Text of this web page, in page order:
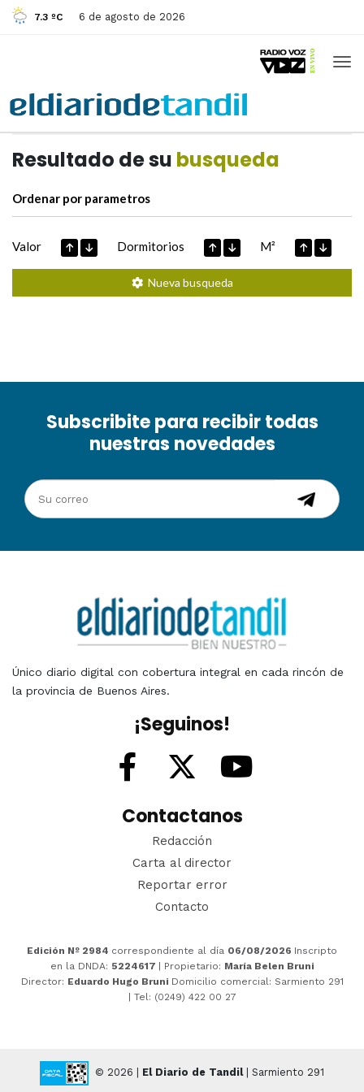
7.3 ºC 6 de agosto de 2026
Resultado de su busqueda
Ordenar por parametros
Valor Dormitorios M²
Nueva busqueda
Subscribite para recibir todas
nuestras novedades
Único diario digital con cobertura integral en cada rincón de
la provincia de Buenos Aires.
¡Seguinos!
Contactanos
Redacción
Carta al director
Reportar error
Contacto
Edición Nº 2984 correspondiente al día 06/08/2026 Inscripto
en la DNDA: 5224617 | Propietario: María Belen Bruni
Director: Eduardo Hugo Bruni Domicilio comercial: Sarmiento 291
| Tel: (0249) 422 00 27
© 2026 | El Diario de Tandil| Sarmiento 291